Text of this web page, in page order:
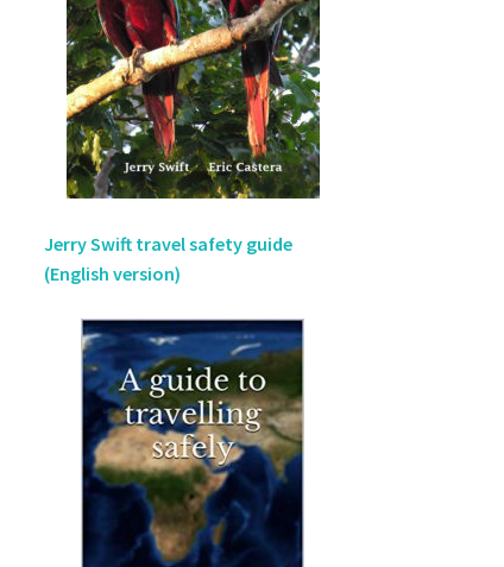
Jerry Swift travel safety guide
(English version)